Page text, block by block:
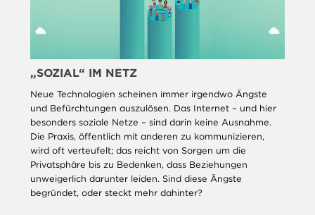
„SOZIAL“ IM NETZ
Neue Technologien scheinen immer irgendwo Ängste
und Befürchtungen auszulösen. Das Internet – und hier
besonders soziale Netze – sind darin keine Ausnahme.
Die Praxis, öffentlich mit anderen zu kommunizieren,
wird oft verteufelt; das reicht von Sorgen um die
Privatsphäre bis zu Bedenken, dass Beziehungen
unweigerlich darunter leiden. Sind diese Ängste
begründet, oder steckt mehr dahinter?